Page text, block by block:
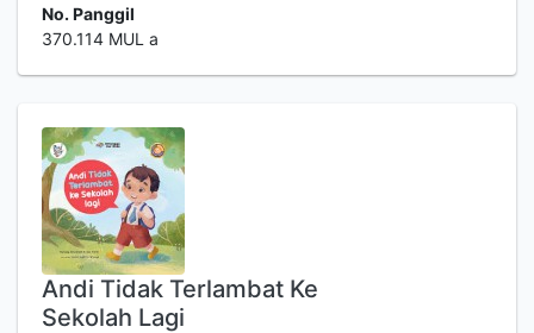
No. Panggil
370.114 MUL a
Andi Tidak Terlambat Ke
Sekolah Lagi